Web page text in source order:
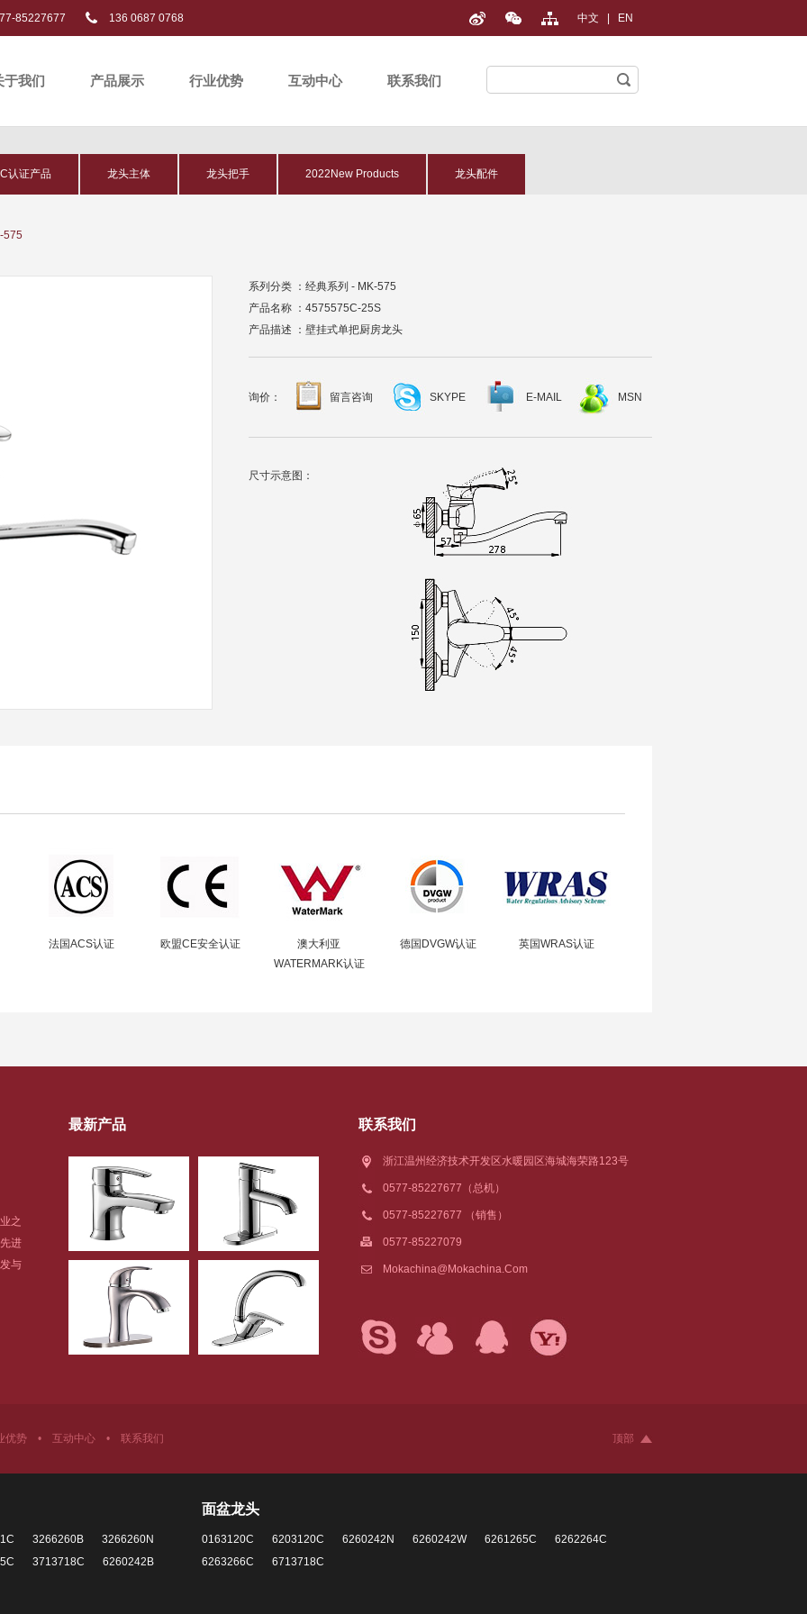
85227677 136 0687 0768 中文 EN
于我们 产品展示 行业优势 互动中心 联系我们
认证产品 龙头主体 龙头把手 2022New Products 龙头配件
575
系列分类 ：经典系列 - MK-575
产品名称 ：4575575C-25S
产品描述 ：壁挂式单把厨房龙头
询价： 留言咨询 SKYPE E-MAIL MSN
尺寸示意图：
法国ACS认证 欧盟CE安全认证
澳大利亚
WATERMARK认证
德国DVGW认证 英国WRAS认证
之
进
与
最新产品 联系我们
浙江温州经济技术开发区水暖园区海城海荣路123号
0577-85227677（总机）
0577-85227677 （销售）
0577-85227079
Mokachina@mokachina.com
顶部
优势 • 互动中心 • 联系我们
3266260B
3266260N
3713718C 6260242B
面盆龙头
0163120C 6203120C 6260242N 6260242W 6261265C
6262264C
6263266C
6713718C